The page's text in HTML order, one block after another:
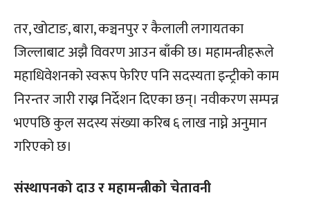
तर, खोटाङ, बारा, कञ्चनपुर र कैलाली लगायतका
जिल्लाबाट अझै विवरण आउन बाँकी छ। महामन्त्रीहरूले
महाधिवेशनको स्वरूप फेरिए पनि सदस्यता इन्ट्रीको काम
निरन्तर जारी राख्न निर्देशन दिएका छन्। नवीकरण सम्पन्न
भएपछि कुल सदस्य संख्या करिब ६ लाख नाघ्ने अनुमान
गरिएको छ।
संस्थापनको दाउ र महामन्त्रीको चेतावनी